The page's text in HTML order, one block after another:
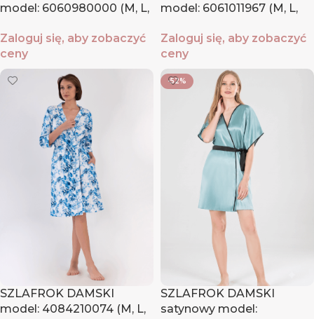
model: 6060980000 (M, L,
Zaloguj się, aby zobaczyć
ceny
model: 6061011967 (M, L,
Zaloguj się, aby zobaczyć
ceny
SZLAFROK DAMSKI
model: 4084210074 (M, L,
-52%
SZLAFROK DAMSKI
satynowy model: